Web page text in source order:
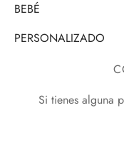
BEBÉ
PERSONALIZADO
Si tienes alguna